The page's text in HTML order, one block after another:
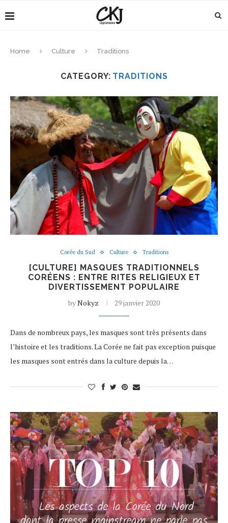
Home Culture Traditions
CATEGORY: TRADITIONS
Corée du Sud Culture Traditions
[CULTURE] MASQUES TRADITIONNELS
CORÉENS : ENTRE RITES RELIGIEUX ET
DIVERTISSEMENT POPULAIRE
byNokyz 29 janvier 2020
Dans de nombreux pays, les masques sont très présents dans
l’histoire et les traditions. La Corée ne fait pas exception puisque
les masques sont entrés dans la culture depuis la…